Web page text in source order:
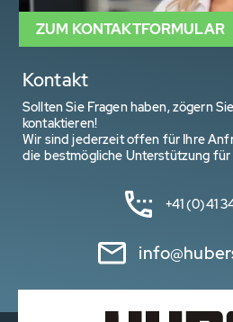
Kontakt
Sollten Sie Fragen haben, zögern
kontaktieren!
Wir sind jederzeit offen für Ihre
die bestmögliche Unterstützung für
+41 (0)41
ZUM KONTAKTFORMULAR